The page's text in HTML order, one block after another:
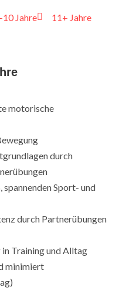
10 Jahre
11+ Jahre
motorische
durch
Sport- und
durch Partnerübungen
Training und Alltag
minimiert